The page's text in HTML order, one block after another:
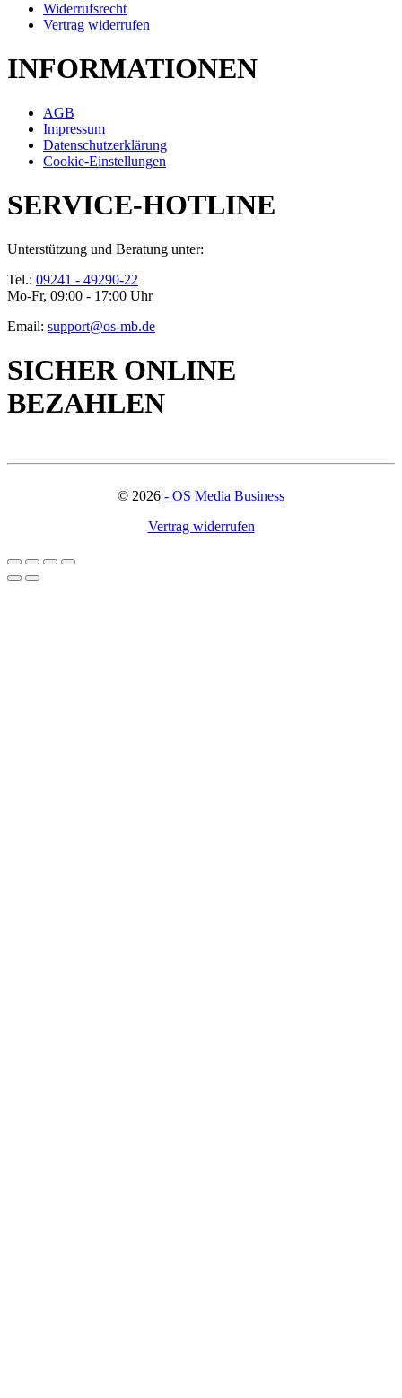
Widerrufsrecht
Vertrag widerrufen
INFORMATIONEN
AGB
Impressum
Datenschutzerklärung
Cookie-Einstellungen
SERVICE-HOTLINE
Unterstützung und Beratung unter:
Tel.: 09241 - 49290-22
Mo-Fr, 09:00 - 17:00 Uhr
Email: support@os-mb.de
SICHER ONLINE
BEZAHLEN
© 2026 - OS Media Business
Vertrag widerrufen